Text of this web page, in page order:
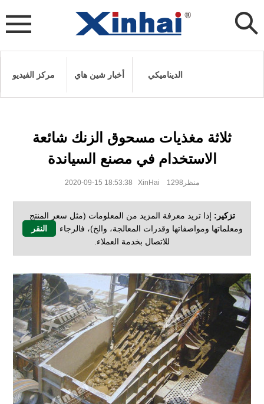
مركز الفيديو أخبار شين هاي الديناميكي
ثلاثة مغذيات مسحوق الزنك شائعة
الاستخدام في مصنع السياندة
2020-09-15 18:53:38 XinHai منظر1298
تزكير: إذا تريد معرفة المزيد من المعلومات (مثل سعر المنتج
ومعلماتها ومواصفاتها وقدرات المعالجة، والخ)، فالرجاء
النقر
للاتصال بخدمة العملاء.